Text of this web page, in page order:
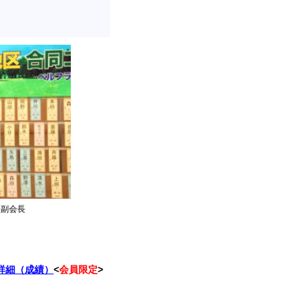
会長
細（成績） <会員限定>